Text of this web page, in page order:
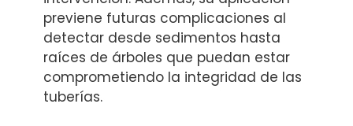
previene futuras complicaciones al
detectar desde sedimentos hasta
raíces de árboles que puedan estar
comprometiendo la integridad de las
tuberías.